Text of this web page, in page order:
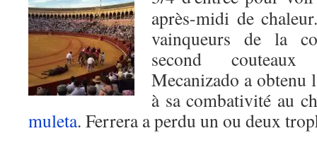
après-midi de
vainqueurs de la
second
Mecanizado a obtenu
à sa combativité au
muleta. Ferrera a perdu un ou deux